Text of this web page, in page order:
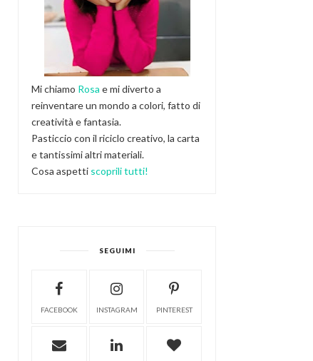
Mi chiamo Rosa e mi diverto a
reinventare un mondo a colori, fatto di
creatività e fantasia.
Pasticcio con il riciclo creativo, la carta
e tantissimi altri materiali.
Cosa aspetti scoprili tutti!
SEGUIMI
FACEBOOK INSTAGRAM PINTEREST